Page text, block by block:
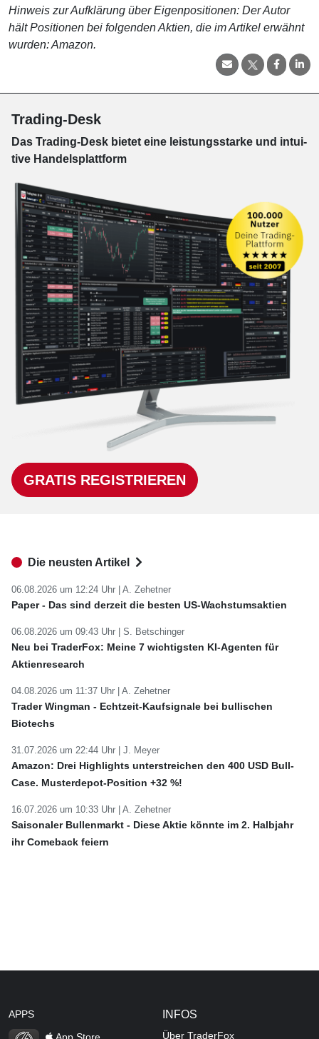
Hinweis zur Aufklärung über Eigenpositionen: Der Autor
hält Positionen bei folgenden Aktien, die im Artikel erwähnt
wurden: Amazon.
Trading-Desk
Das Trading-Desk bie­tet eine leis­tungs­star­ke und in­tui­
tive Han­dels­platt­form
GRATIS REGISTRIEREN
Die neusten Artikel
06.08.2026 um 12:24 Uhr | A. Zehetner
Paper - Das sind derzeit die besten US-Wachstumsaktien
06.08.2026 um 09:43 Uhr | S. Betschinger
Neu bei TraderFox: Meine 7 wichtigsten KI-Agenten für
Aktienresearch
04.08.2026 um 11:37 Uhr | A. Zehetner
Trader Wingman - Echtzeit-Kaufsignale bei bullischen
Biotechs
31.07.2026 um 22:44 Uhr | J. Meyer
Amazon: Drei Highlights unterstreichen den 400 USD Bull-
Case. Musterdepot-Position +32 %!
16.07.2026 um 10:33 Uhr | A. Zehetner
Saisonaler Bullenmarkt - Diese Aktie könnte im 2. Halbjahr
ihr Comeback feiern
APPS INFOS
Über TraderFox